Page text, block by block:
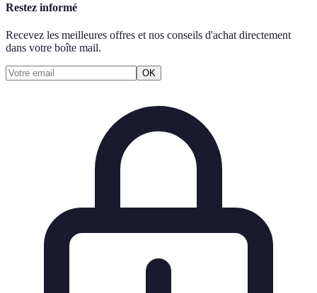
Restez informé
Recevez les meilleures offres et nos conseils d'achat directement
dans votre boîte mail.
OK